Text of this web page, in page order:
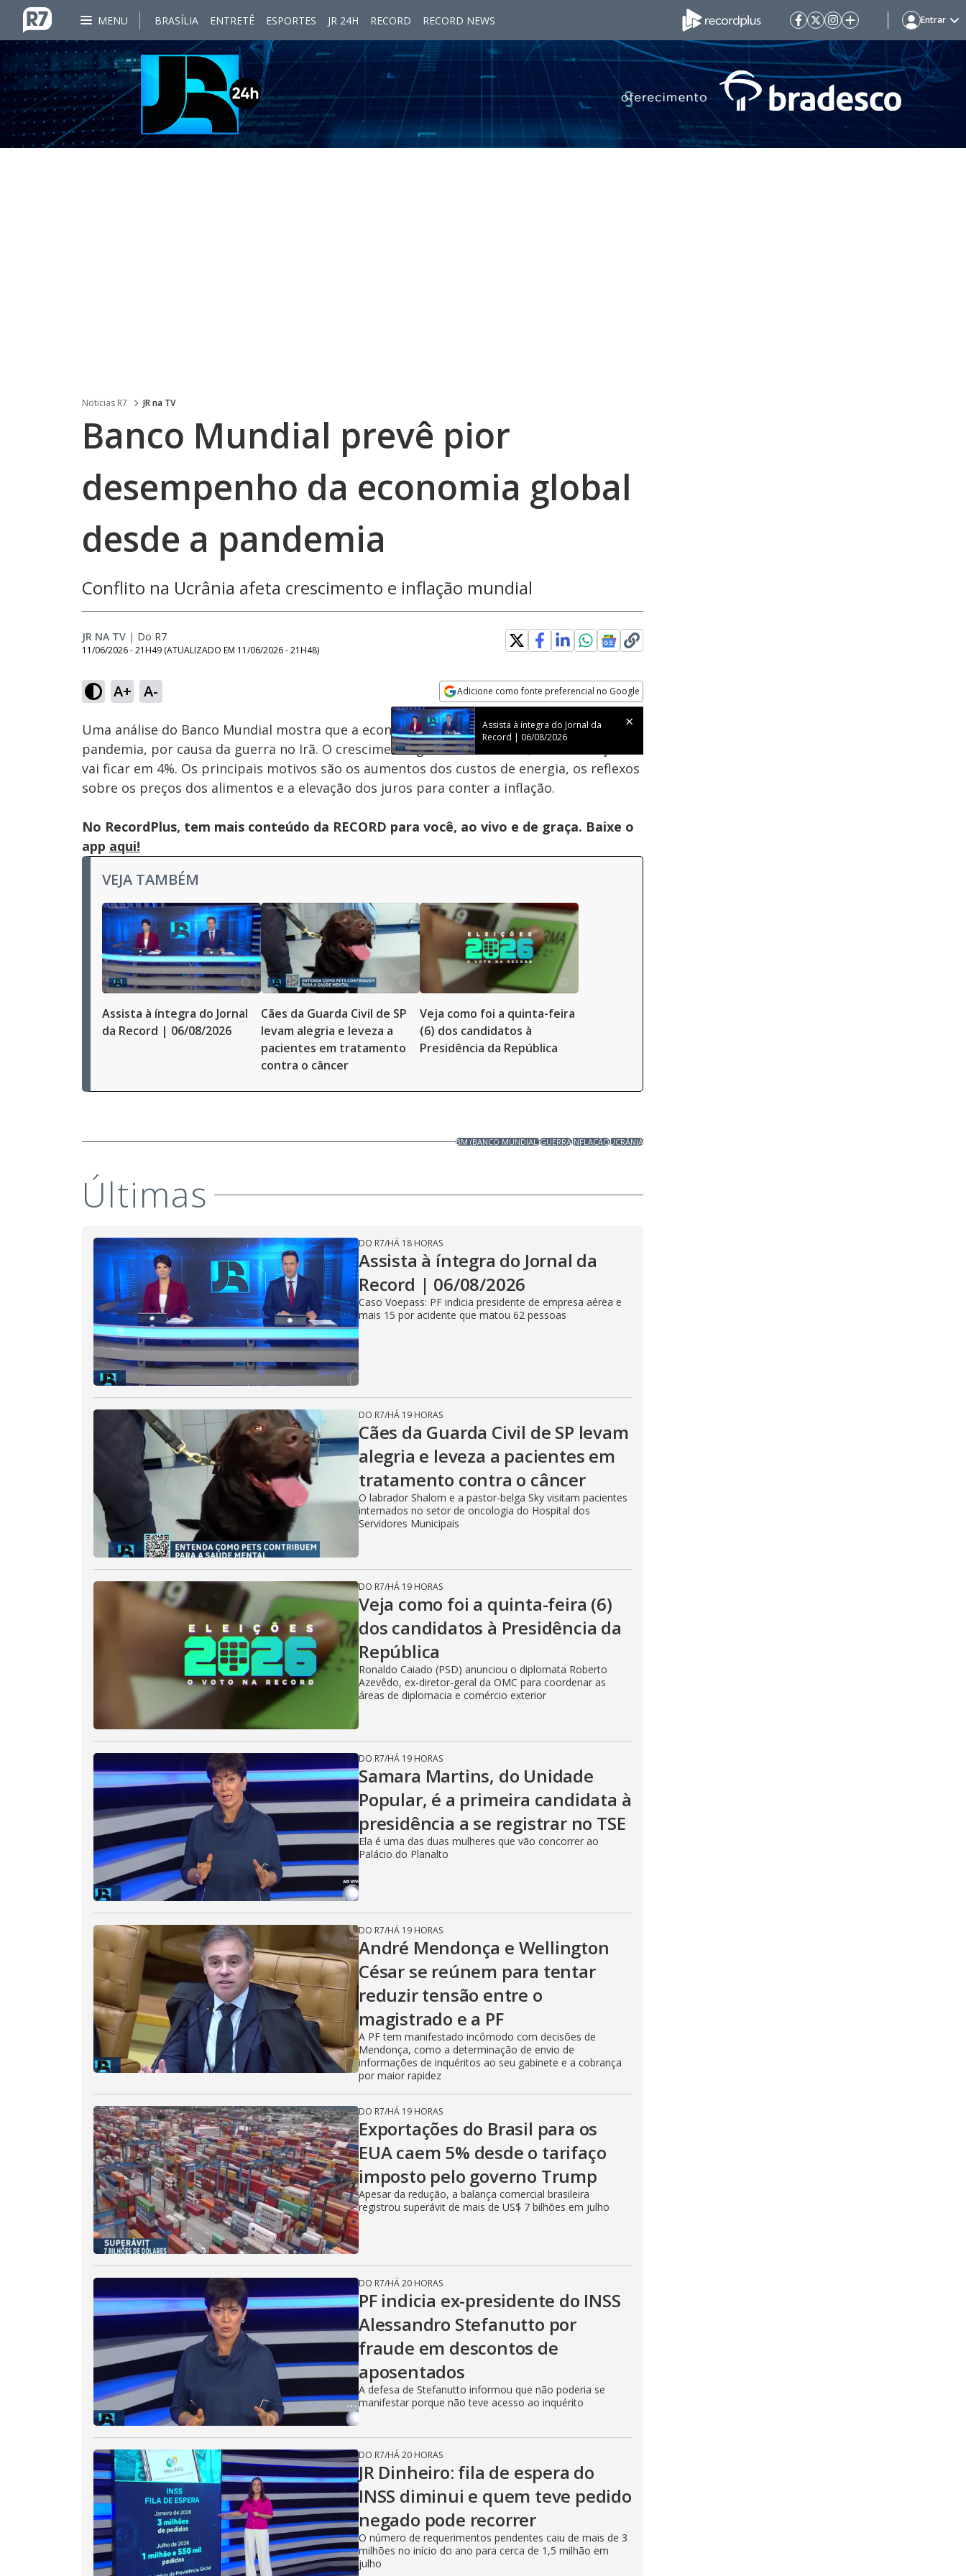
MENU BRASÍLIA ENTRETÊ ESPORTES JR 24H RECORD RECORD NEWS Entrar
Noticias R7 JR na TV
Banco Mundial prevê pior
desempenho da economia global
desde a pandemia
Conflito na Ucrânia afeta crescimento e inflação mundial
JR NA TV | Do R7
11/06/2026 - 21H49 (ATUALIZADO EM 11/06/2026 - 21H48)
A+ A- Adicione como fonte preferencial no Google
Opens in new window
Assista à íntegra do Jornal da
Record | 06/08/2026
Ativar
Som
Velocidade
Uma análise do Banco Mundial mostra que a economia terá o pior desempenho desde a
pandemia, por causa da guerra no Irã. O crescimento global vai ser de 2,5% e a inflação
vai ficar em 4%. Os principais motivos são os aumentos dos custos de energia, os reflexos
sobre os preços dos alimentos e a elevação dos juros para conter a inflação.
No RecordPlus, tem mais conteúdo da RECORD para você, ao vivo e de graça. Baixe o
app aqui!
VEJA TAMBÉM
Assista à íntegra do Jornal
da Record | 06/08/2026
Cães da Guarda Civil de SP
levam alegria e leveza a
pacientes em tratamento
contra o câncer
Veja como foi a quinta-feira
(6) dos candidatos à
Presidência da República
BM (BANCO MUNDIAL)GUERRAINFLAÇÃOUCRÂNIA
Últimas
DO R7/HÁ 18 HORAS
Assista à íntegra do Jornal da
Record | 06/08/2026
Caso Voepass: PF indicia presidente de empresa aérea e
mais 15 por acidente que matou 62 pessoas
DO R7/HÁ 19 HORAS
Cães da Guarda Civil de SP levam
alegria e leveza a pacientes em
tratamento contra o câncer
O labrador Shalom e a pastor-belga Sky visitam pacientes
internados no setor de oncologia do Hospital dos
Servidores Municipais
DO R7/HÁ 19 HORAS
Veja como foi a quinta-feira (6)
dos candidatos à Presidência da
República
Ronaldo Caiado (PSD) anunciou o diplomata Roberto
Azevêdo, ex-diretor-geral da OMC para coordenar as
áreas de diplomacia e comércio exterior
DO R7/HÁ 19 HORAS
Samara Martins, do Unidade
Popular, é a primeira candidata à
presidência a se registrar no TSE
Ela é uma das duas mulheres que vão concorrer ao
Palácio do Planalto
DO R7/HÁ 19 HORAS
André Mendonça e Wellington
César se reúnem para tentar
reduzir tensão entre o
magistrado e a PF
A PF tem manifestado incômodo com decisões de
Mendonça, como a determinação de envio de
informações de inquéritos ao seu gabinete e a cobrança
por maior rapidez
DO R7/HÁ 19 HORAS
Exportações do Brasil para os
EUA caem 5% desde o tarifaço
imposto pelo governo Trump
Apesar da redução, a balança comercial brasileira
registrou superávit de mais de US$ 7 bilhões em julho
DO R7/HÁ 20 HORAS
PF indicia ex-presidente do INSS
Alessandro Stefanutto por
fraude em descontos de
aposentados
A defesa de Stefanutto informou que não poderia se
manifestar porque não teve acesso ao inquérito
DO R7/HÁ 20 HORAS
JR Dinheiro: fila de espera do
INSS diminui e quem teve pedido
negado pode recorrer
O número de requerimentos pendentes caiu de mais de 3
milhões no início do ano para cerca de 1,5 milhão em
julho